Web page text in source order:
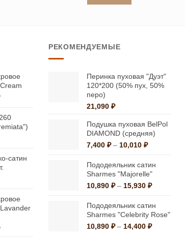
несколько
Опции
можно
странице
товара.
Диапазон
399 ₽
–
сатин
Диапазон
РЕКОМЕНДУЕМЫЕ
Перинка пуховая "Дуэт"
120*200 (50% пух, 50%
перо)
21,090 ₽
Подушка пуховая BelPol
DIAMOND (средняя)
7,400 ₽ – 10,010 ₽Диапазон
7,400 ₽
–
10,010 ₽
Пододеяльник сатин
Sharmes "Majorelle"
10,890 ₽ – 15,930 ₽Диапазон
10,890 ₽
–
15,930 ₽
Пододеяльник сатин
Sharmes "Celebrity Rose"
10,890 ₽ – 14,400 ₽Диапазон